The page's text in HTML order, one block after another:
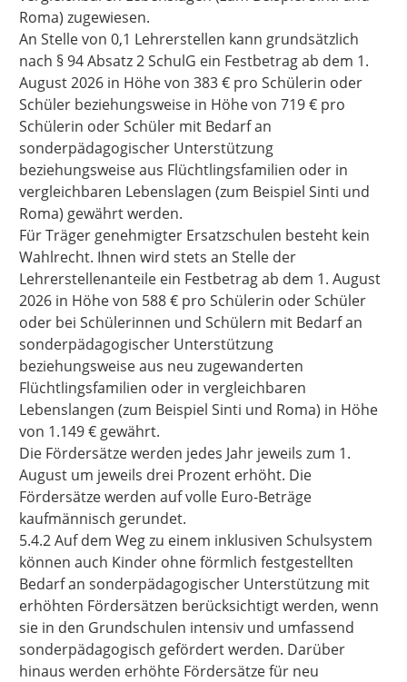
Roma) zugewiesen.
An Stelle von 0,1 Lehrerstellen kann grundsätzlich
nach § 94 Absatz 2 SchulG ein Festbetrag ab dem 1.
August 2026 in Höhe von 383 € pro Schülerin oder
Schüler beziehungsweise in Höhe von 719 € pro
Schülerin oder Schüler mit Bedarf an
sonderpädagogischer Unterstützung
beziehungsweise aus Flüchtlingsfamilien oder in
vergleichbaren Lebenslagen (zum Beispiel Sinti und
Roma) gewährt werden.
Für Träger genehmigter Ersatzschulen besteht kein
Wahlrecht. Ihnen wird stets an Stelle der
Lehrerstellenanteile ein Festbetrag ab dem 1. August
2026 in Höhe von 588 € pro Schülerin oder Schüler
oder bei Schülerinnen und Schülern mit Bedarf an
sonderpädagogischer Unterstützung
beziehungsweise aus neu zugewanderten
Flüchtlingsfamilien oder in vergleichbaren
Lebenslangen (zum Beispiel Sinti und Roma) in Höhe
von 1.149 € gewährt.
Die Fördersätze werden jedes Jahr jeweils zum 1.
August um jeweils drei Prozent erhöht. Die
Fördersätze werden auf volle Euro-Beträge
kaufmännisch gerundet.
5.4.2 Auf dem Weg zu einem inklusiven Schulsystem
können auch Kinder ohne förmlich festgestellten
Bedarf an sonderpädagogischer Unterstützung mit
erhöhten Fördersätzen berücksichtigt werden, wenn
sie in den Grundschulen intensiv und umfassend
sonderpädagogisch gefördert werden. Darüber
hinaus werden erhöhte Fördersätze für neu